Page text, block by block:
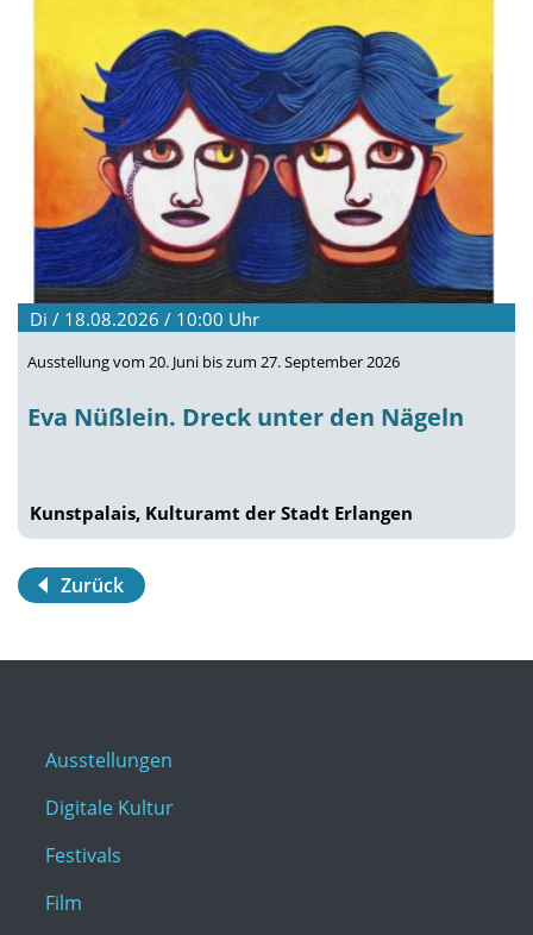
Di / 18.08.2026 / 10:00 Uhr
Ausstellung vom 20. Juni bis zum 27. September 2026
Eva Nüßlein. Dreck unter den Nägeln
Kunstpalais, Kulturamt der Stadt Erlangen
Zurück
Ausstellungen
Digitale Kultur
Festivals
Film